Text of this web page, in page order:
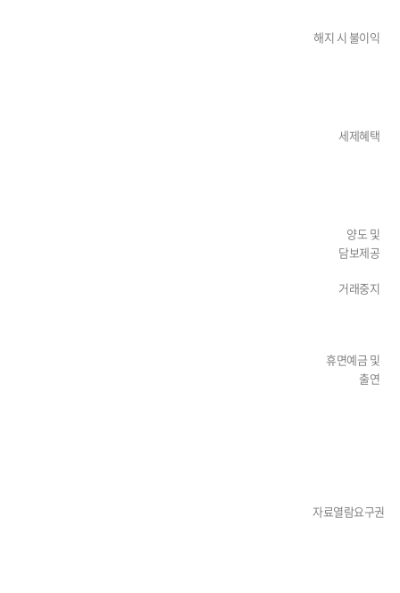
해지 시 불이익
세제혜택
양도 및
담보제공
거래중지
휴면예금 및
출연
자료열람요구권